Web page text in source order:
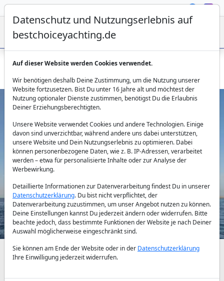
Bugari 112 Project Steel: 34m Luxusyacht in Griechenland
Previous
Verfügbarkeiten und Tagespreise nach Absprache
Mai Juni Juli
Datenschutz und Nutzungserlebnis auf
bestchoiceyachting.de
Auf dieser Website werden Cookies verwendet.
Wir benötigen deshalb Deine Zustimmung, um die Nutzung unserer
Website fortzusetzen. Bist Du unter 16 Jahre alt und möchtest der
Nutzung optionaler Dienste zustimmen, benötigst Du die Erlaubnis
Deiner Erziehungsberechtigten.
Unsere Website verwendet Cookies und andere Technologien. Einige
davon sind unverzichtbar, während andere uns dabei unterstützen,
unsere Website und Dein Nutzungserlebnis zu optimieren. Dabei
können personenbezogene Daten, wie z. B. IP-Adressen, verarbeitet
werden – etwa für personalisierte Inhalte oder zur Analyse der
Werbewirkung.
Detaillierte Informationen zur Datenverarbeitung findest Du in unserer
Datenschutzerklärung. Du bist nicht verpflichtet, der
Datenverarbeitung zuzustimmen, um unser Angebot nutzen zu können.
Deine Einstellungen kannst Du jederzeit ändern oder widerrufen. Bitte
beachte jedoch, dass bestimmte Funktionen der Website je nach Deiner
Auswahl möglicherweise eingeschränkt sind.
Sie können am Ende der Website oder in der Datenschutzerklärung
Ihre Einwilligung jederzeit widerrufen.